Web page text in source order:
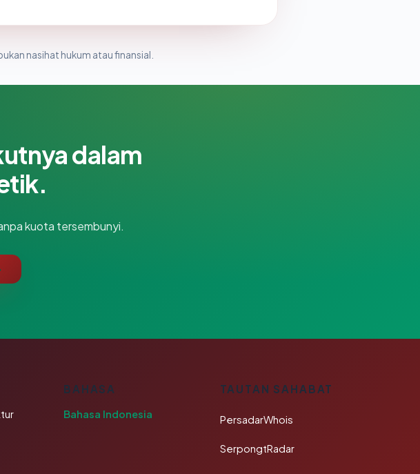
nasihat hukum atau finansial.
dalam
kuota tersembunyi.
BAHASA
Bahasa Indonesia
TAUTAN SAHABAT
PersadarWhois
SerpongtRadar